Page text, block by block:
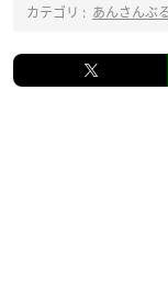
カテゴリ : あんさんぶ